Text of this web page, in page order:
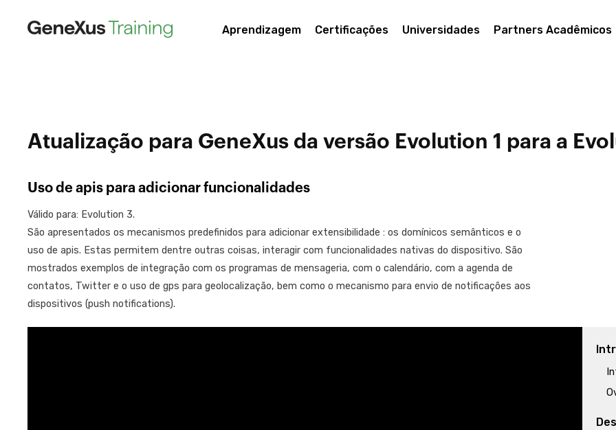
Aprendizagem Certificações Universidades Partners Acadêmicos
Atualização para GeneXus da versão Evolution 1 para a
Uso de apis para adicionar funcionalidades
Válido para: Evolution 3.
São apresentados os mecanismos predefinidos para adicionar extensibilidade : os domínicos semânticos e o
uso de apis. Estas permitem dentre outras coisas, interagir com funcionalidades nativas do dispositivo. São
mostrados exemplos de integração com os programas de mensageria, com o calendário, com a agenda de
contatos, Twitter e o uso de gps para geolocalização, bem como o mecanismo para envio de notificações aos
dispositivos (push notifications).